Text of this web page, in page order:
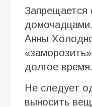
Запрещается
Анны
долгое время.
Не следует
выносить